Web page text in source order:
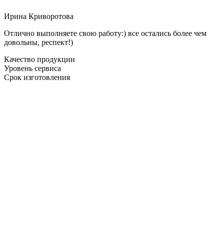
Ирина Криворотова
Отлично выполняете свою работу:) все остались более чем
довольны, респект!)
Качество продукции
Уровень сервиса
Срок изготовления